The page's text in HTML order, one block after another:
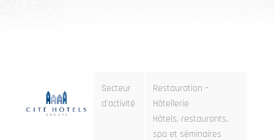
Secteur
d’activité
Restauration –
Hôtellerie
Hôtels, restaurants,
spa et séminaires